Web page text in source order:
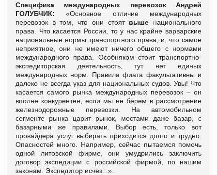
Специфика международных перевозок
Андрей
ГОЛУБЧИК: «Основное отличие международных
перевозок в том, что они стоят выше национального
права. Что касается России, то у нас крайне варварские
национальные нормы транспортного права, и, что самое
неприятное, они не имеют ничего общего с нормами
международного права. Особняком стоит транспортно-
экспедиторская деятельность, тут нет единых
международных норм. Правила фиата факультативны и
далеко не всегда указ для национальных судов. Увы! Что
касается самого рынка международных перевозок – он
вполне конкурентен, если мы не берем в рассмотрение
железнодорожные перевозки. На автомобильном
сегменте рынка царит рынок, местами даже базар, с
базарными же правилами. Выбор есть, только вот
провайдера услуг выбирать приходится долго и трудно.
Опасностей много. Например, сейчас пытаемся помочь
одной литовской фирме, они умудрились заключить
договор экспедиции с российской фирмой, по нашим
законам. Экспедитор исчез...».